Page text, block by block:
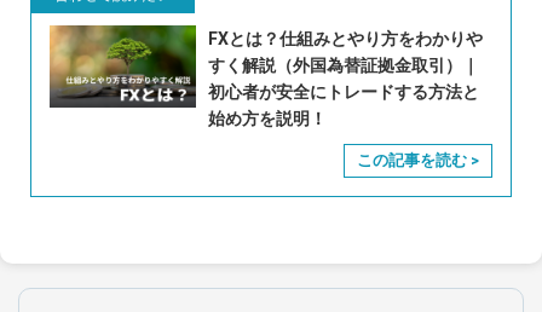
FXとは？仕組みとやり方をわかりや
すく解説（外国為替証拠金取引）｜
初心者が安全にトレードする方法と
始め方を説明！